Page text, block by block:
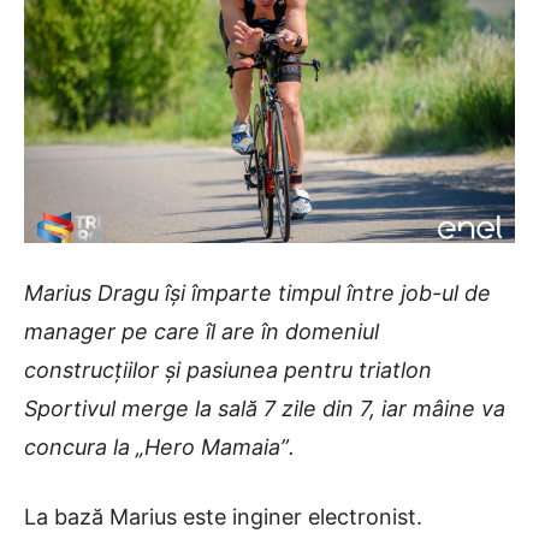
Marius Dragu își împarte timpul între job-ul de
manager pe care îl are în domeniul
construcțiilor și pasiunea pentru triatlon
Sportivul merge la sală 7 zile din 7, iar mâine va
concura la „Hero Mamaia”.
La bază Marius este inginer electronist.